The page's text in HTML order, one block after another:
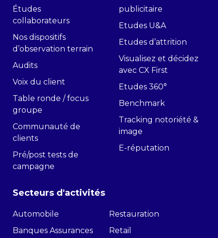
Études
collaborateurs
Nos dispositifs
d’observation terrain
Audits
Voix du client
Table ronde / focus
groupe
Communauté de
clients
Pré/post tests de
campagne
publicitaire
Etudes U&A
Etudes d’attrition
Visualisez et décidez
avec CX First
Etudes 360°
Benchmark
Tracking notoriété &
image
E-réputation
Secteurs d'activités
Automobile
Banques Assurances
Restauration
Retail